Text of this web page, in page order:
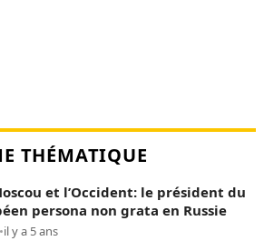
THÉMATIQUE
et l’Occident: le président du
persona non grata en Russie
•il y a 5 ans